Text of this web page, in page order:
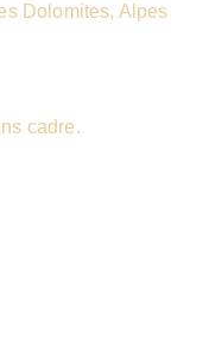
Dolomites, Alpes
cadre.